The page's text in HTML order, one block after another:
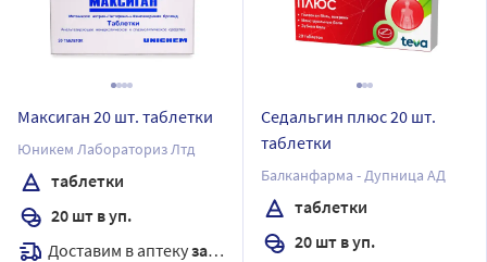
Максиган 20 шт. таблетки
Юникем Лабораториз Лтд
таблетки
20 шт в уп.
Доставим в аптекузавтра
Седальгин плюс 20 шт.
таблетки
Балканфарма - Дупница АД
таблетки
20 шт в уп.